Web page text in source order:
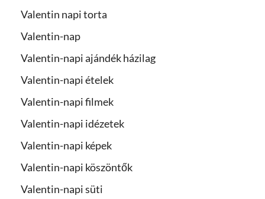
Valentin napi torta
Valentin-nap
Valentin-napi ajándék házilag
Valentin-napi ételek
Valentin-napi filmek
Valentin-napi idézetek
Valentin-napi képek
Valentin-napi köszöntők
Valentin-napi süti